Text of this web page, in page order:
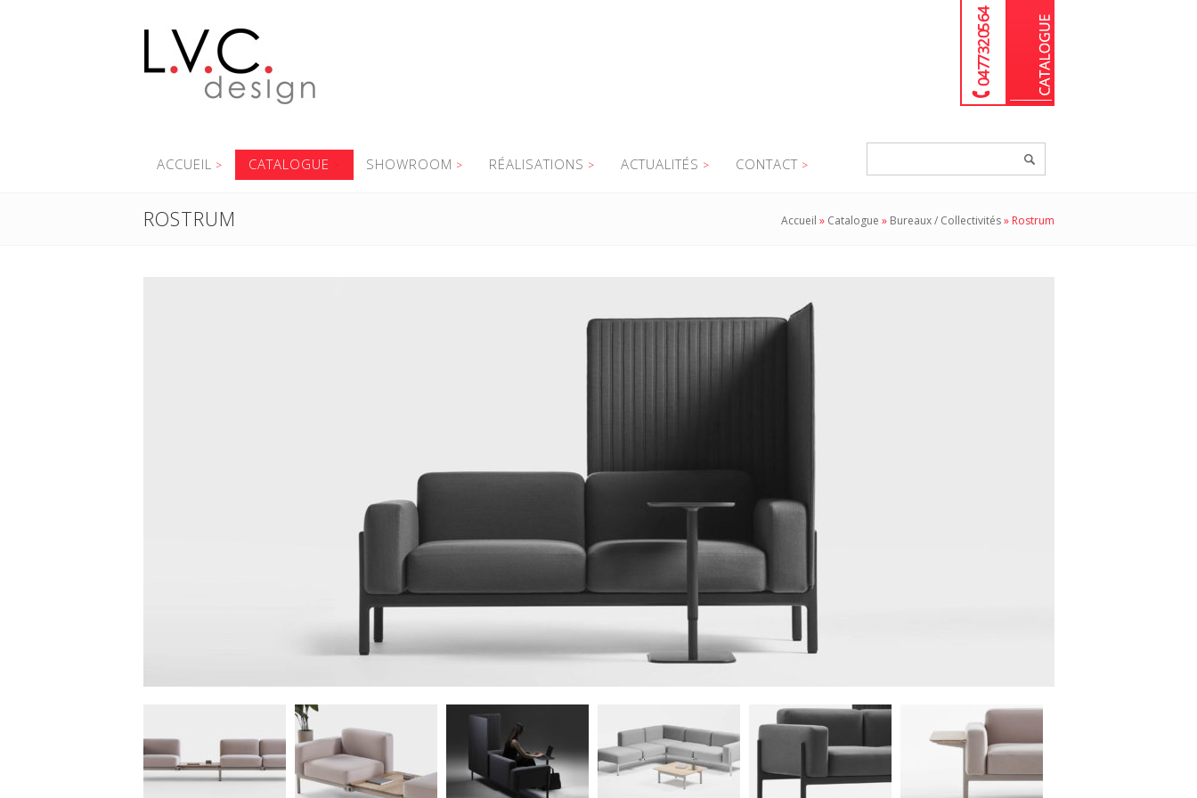
04 77 32 05 64
ACCUEIL CATALOGUE SHOWROOM RÉALISATIONS ACTUALITÉS CONTACT
ROSTRUM Accueil » Catalogue » Bureaux / Collectivités» Rostrum